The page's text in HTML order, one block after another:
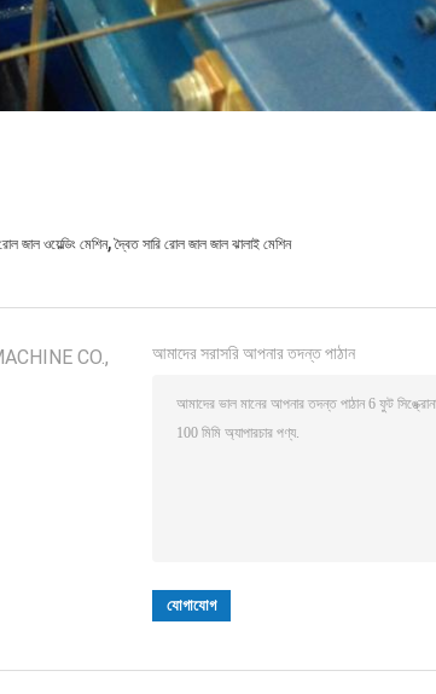
জাল ওয়েল্ডিং মেশিন, দ্বৈত সারি রোল জাল জাল ঝালাই মেশিন
CO.,
আমাদের সরাসরি আপনার তদন্ত পাঠান